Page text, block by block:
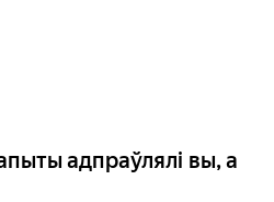
адпраўлялі вы, а